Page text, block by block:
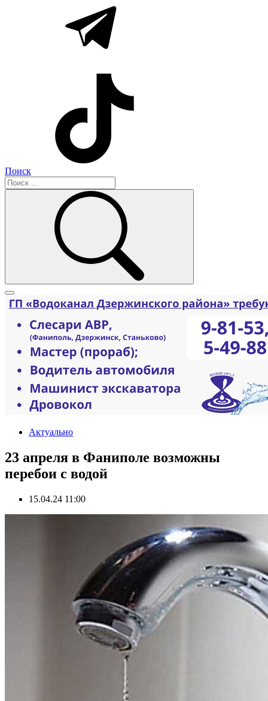
Поиск
Актуально
23 апреля в Фаниполе возможны
перебои с водой
15.04.24 11:00